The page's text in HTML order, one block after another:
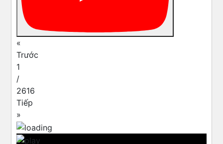
«
Trước
1
/
2616
Tiếp
»